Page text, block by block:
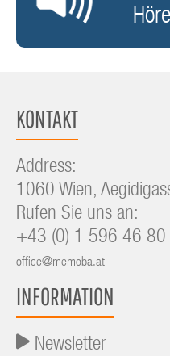
KONTAKT
Address:
1060 Wien,
Rufen Sie uns an:
+43 (0) 1 596 46 80
office@memoba.at
INFORMATION
Newsletter